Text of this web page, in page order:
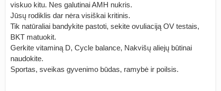
viskuo kitu. Nes galutinai AMH nukris.
Jūsų rodiklis dar nėra visiškai kritinis.
Tik natūraliai bandykite pastoti, sekite ovuliaciją OV testais,
BKT matuokit.
Gerkite vitaminą D, Cycle balance, Nakvišų aliejų būtinai
naudokite.
Sportas, sveikas gyvenimo būdas, ramybė ir poilsis.